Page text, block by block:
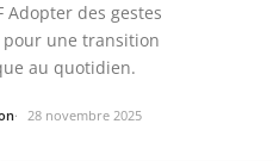
Adopter des gestes
une transition
au quotidien.
28 novembre 2025